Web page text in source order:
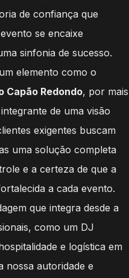
de confiança que
se encaixe
sinfonia de sucesso.
elemento como o
Capão Redondo, por mais
de uma visão
exigentes buscam
uma solução completa
e a certeza de que a
a cada evento.
que integra desde a
como um DJ
e logística em
nossa autoridade e